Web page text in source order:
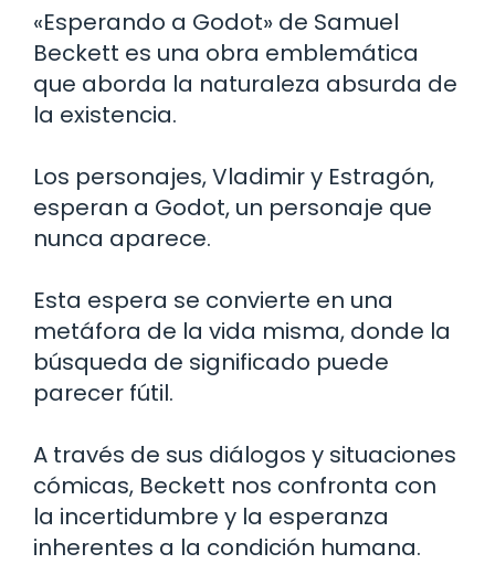
«Esperando a Godot» de Samuel
Beckett es una obra emblemática
que aborda la naturaleza absurda de
la existencia.
Los personajes, Vladimir y Estragón,
esperan a Godot, un personaje que
nunca aparece.
Esta espera se convierte en una
metáfora de la vida misma, donde la
búsqueda de significado puede
parecer fútil.
A través de sus diálogos y situaciones
cómicas, Beckett nos confronta con
la incertidumbre y la esperanza
inherentes a la condición humana.